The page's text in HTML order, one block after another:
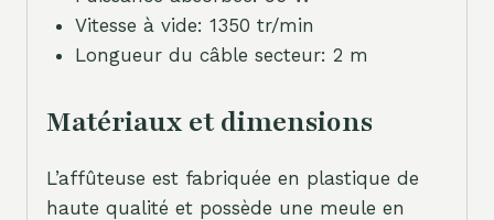
Vitesse à vide: 1350 tr/min
Longueur du câble secteur: 2 m
Matériaux et dimensions
L’affûteuse est fabriquée en plastique de
haute qualité et possède une meule en